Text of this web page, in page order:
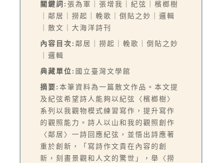
關鍵詞: 張為軍｜張增我｜紀弦｜檳榔樹
｜鄰居｜撈起｜輓歌｜倒貼之妙｜邏輯
｜散文｜大海洋詩刊
內容目次: 鄰居｜撈起｜輓歌｜倒貼之妙
｜邏輯
典藏單位: 國立臺灣文學館
摘要: 本筆資料為一篇散文作品。本文提
及紀弦希望詩人能夠以紀弦〈檳榔樹〉
系列以我觀物模式練習寫作，提升寫作
的觀照能力。詩人以山和我的觀照創作
〈鄰居〉一詩回應紀弦，並悟出詩應著
重於創新，「寫詩作文貴在內容的創
新，刻畫景觀和人文的驚世」，舉〈撈